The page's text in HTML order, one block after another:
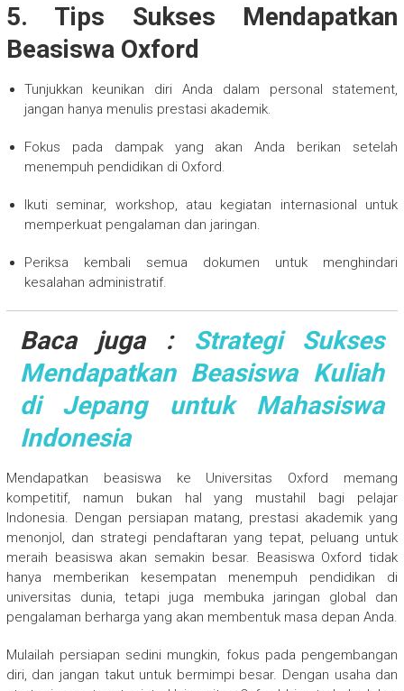
5. Tips Sukses Mendapatkan
Beasiswa Oxford
Tunjukkan keunikan diri Anda dalam personal statement,
jangan hanya menulis prestasi akademik.
Fokus pada dampak yang akan Anda berikan setelah
menempuh pendidikan di Oxford.
Ikuti seminar, workshop, atau kegiatan internasional untuk
memperkuat pengalaman dan jaringan.
Periksa kembali semua dokumen untuk menghindari
kesalahan administratif.
Baca juga : Strategi Sukses
Mendapatkan Beasiswa Kuliah
di Jepang untuk Mahasiswa
Indonesia
Mendapatkan beasiswa ke Universitas Oxford memang
kompetitif, namun bukan hal yang mustahil bagi pelajar
Indonesia. Dengan persiapan matang, prestasi akademik yang
menonjol, dan strategi pendaftaran yang tepat, peluang untuk
meraih beasiswa akan semakin besar. Beasiswa Oxford tidak
hanya memberikan kesempatan menempuh pendidikan di
universitas dunia, tetapi juga membuka jaringan global dan
pengalaman berharga yang akan membentuk masa depan Anda.
Mulailah persiapan sedini mungkin, fokus pada pengembangan
diri, dan jangan takut untuk bermimpi besar. Dengan usaha dan